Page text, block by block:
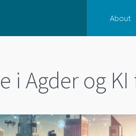
About
i Agder og